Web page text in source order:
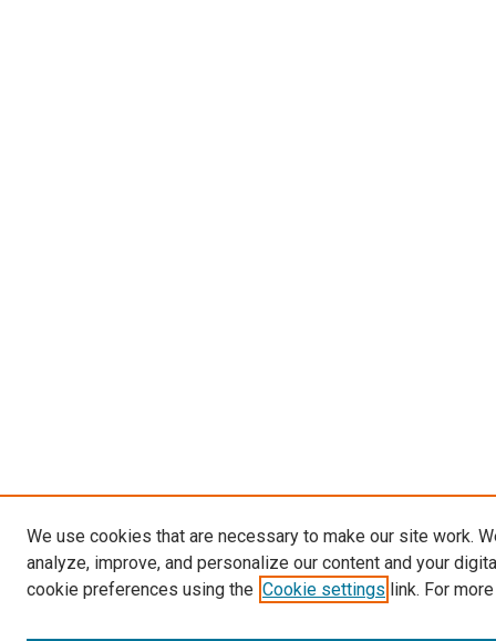
We use cookies that are necessary to make our site work.
analyze, improve, and personalize our content and your
cookie preferences using the Cookie settings link. For